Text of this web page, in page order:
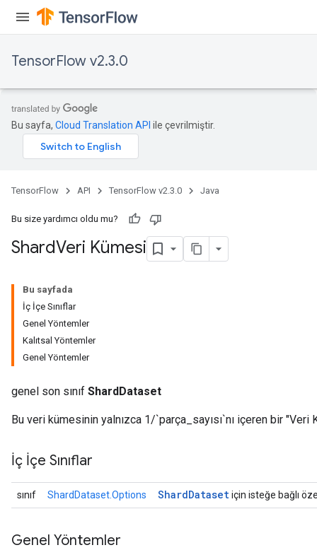
TensorFlow v2.3.0
Bu sayfa, Cloud Translation API ile çevrilmiştir.
TensorFlow API TensorFlow v2.3.0 Java
Bu size yardımcı oldu mu?
ShardVeri Kümesi
Bu sayfada
İç İçe Sınıflar
Genel Yöntemler
Kalıtsal Yöntemler
Genel Yöntemler
genel son sınıf ShardDataset
Bu veri kümesinin yalnızca 1/`parça_sayısı`nı içeren bir "Veri
İç İçe Sınıflar
sınıf ShardDataset.Options ShardDatasetiçin isteğe bağlı
Genel Yöntemler